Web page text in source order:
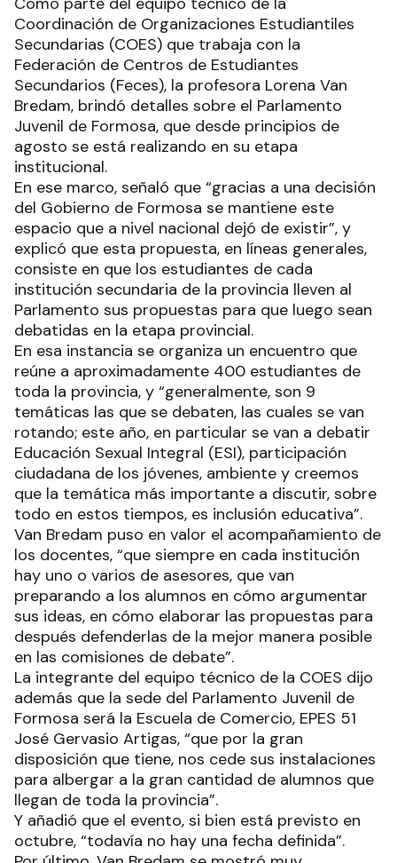
Coordinación de Organizaciones Estudiantiles
Secundarias (COES) que trabaja con la
Federación de Centros de Estudiantes
Secundarios (Feces), la profesora Lorena Van
Bredam, brindó detalles sobre el Parlamento
Juvenil de Formosa, que desde principios de
agosto se está realizando en su etapa
institucional.
En ese marco, señaló que “gracias a una decisión
del Gobierno de Formosa se mantiene este
espacio que a nivel nacional dejó de existir”, y
explicó que esta propuesta, en líneas generales,
consiste en que los estudiantes de cada
institución secundaria de la provincia lleven al
Parlamento sus propuestas para que luego sean
debatidas en la etapa provincial.
En esa instancia se organiza un encuentro que
reúne a aproximadamente 400 estudiantes de
toda la provincia, y “generalmente, son 9
temáticas las que se debaten, las cuales se van
rotando; este año, en particular se van a debatir
Educación Sexual Integral (ESI), participación
ciudadana de los jóvenes, ambiente y creemos
que la temática más importante a discutir, sobre
todo en estos tiempos, es inclusión educativa”.
Van Bredam puso en valor el acompañamiento de
los docentes, “que siempre en cada institución
hay uno o varios de asesores, que van
preparando a los alumnos en cómo argumentar
sus ideas, en cómo elaborar las propuestas para
después defenderlas de la mejor manera posible
en las comisiones de debate”.
La integrante del equipo técnico de la COES dijo
además que la sede del Parlamento Juvenil de
Formosa será la Escuela de Comercio, EPES 51
José Gervasio Artigas, “que por la gran
disposición que tiene, nos cede sus instalaciones
para albergar a la gran cantidad de alumnos que
llegan de toda la provincia”.
Y añadió que el evento, si bien está previsto en
octubre, “todavía no hay una fecha definida”.